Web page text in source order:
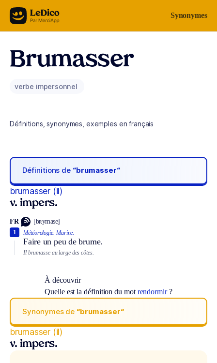
Aller au contenu Synonymes
Brumasser
verbe impersonnel
Définitions, synonymes, exemples en français
Définitions de “brumasser“
brumasser (il)
v. impers.
FR [bʀymase]
Météorologie. Marine.
Faire un peu de brume.
1
Il brumasse au large des côtes.
À découvrir
Quelle est la définition du mot rendormir?
Synonymes de “brumasser“
brumasser (il)
v. impers.